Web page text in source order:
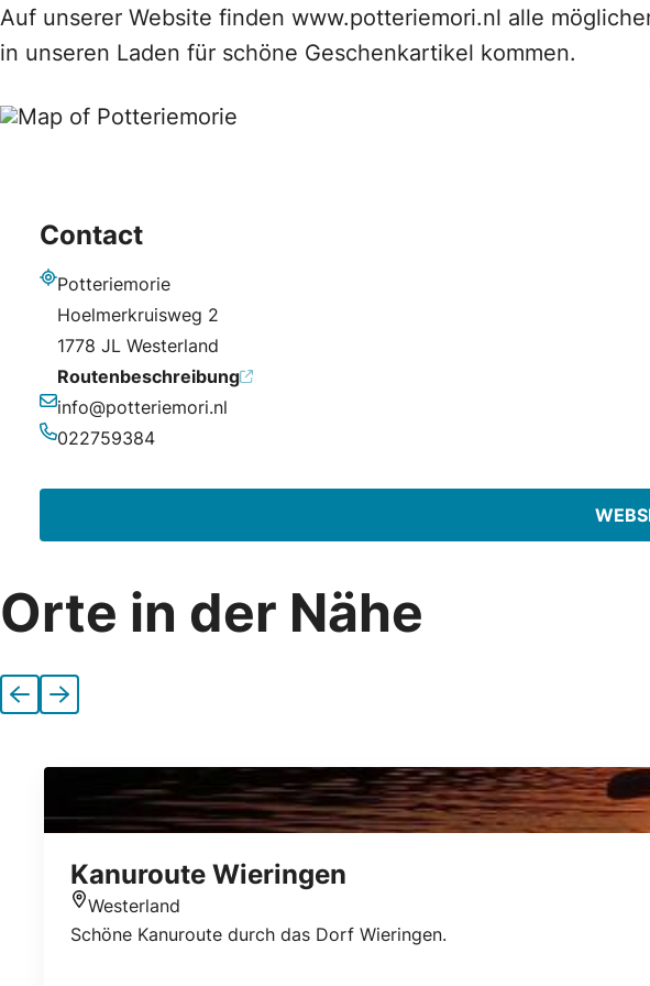
Auf unserer Website finden www.potteriemori.nl alle
in unseren Laden für schöne Geschenkartikel kommen.
Contact
Potteriemorie
Hoelmerkruisweg 2
1778 JL Westerland
Routenbeschreibung
E-Mail-Adresse
info@potteriemori.nl
022759384
Orte in der Nähe
Vorherige
Nächste
Kanuroute Wieringen
Standort
Westerland
Schöne Kanuroute durch das Dorf Wieringen.